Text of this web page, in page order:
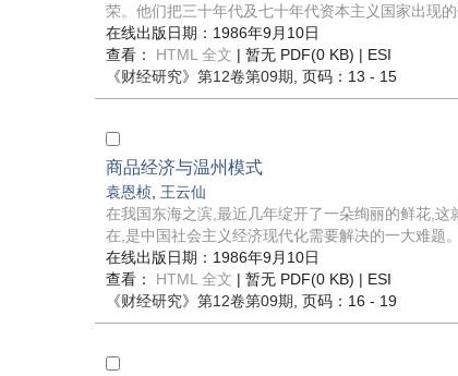
荣。他们把三十年代及七十年代资本主义国家出现的
在线出版日期：1986年9月10日
查看： HTML 全文 | 暂无 PDF(0 KB) | ESI
《财经研究》 第12卷第09期 , 页码：13 - 15
商品经济与温州模式
袁恩桢 王云仙
在我国东海之滨,最近几年绽开了一朵绚丽的鲜花,
在,是中国社会主义经济现代化需要解决的一大难题
在线出版日期：1986年9月10日
查看： HTML 全文 | 暂无 PDF(0 KB) | ESI
《财经研究》 第12卷第09期 , 页码：16 - 19